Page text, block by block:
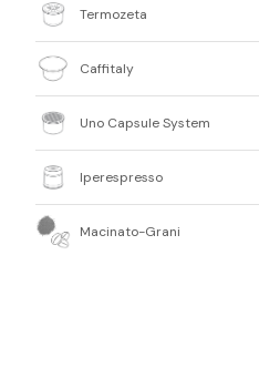
Termozeta
Caffitaly
Uno Capsule System
Iperespresso
Macinato-Grani